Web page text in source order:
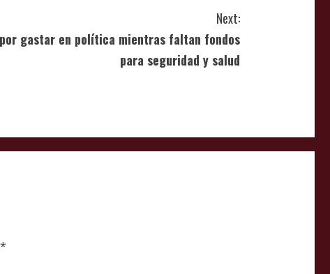
Next:
gastar en política mientras faltan fondos
para seguridad y salud
*